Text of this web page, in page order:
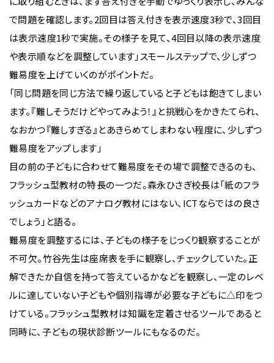
で問題を確認します。2回目は答え付きを表示速度3秒で、3回目
は表示速度1秒で実施。その様子を見て、4回目以降の表示速度
や表示順などを調整しています」スモールステップで、少しずつ
難易度を上げていくのがポイントだ。
「同じ問題を同じ方法で繰り返していると子どもは飽きてしまい
ます。『難しそうだけどやってみよう！』と挑戦心をかきたてられ、
なおかつ『難しすぎる』とあきらめてしまわない程度に、少しずつ
難易度をアップします」
目の前の子どもに合わせて難易度をその場で調整できるのも、
フラッシュ型教材の特長の一つだ。森永ひさぎ校長は「紙のフラ
ッシュカードなどのアナログ教材にはない、ICTならではの良さ
でしょう」と語る。
難易度を調整するには、子どもの様子をじっくり観察することが
不可欠。竹谷先生は座席表を手に観察し、チェックしていた。正
解できたか自信を持って答えているかなどを観察し、一定のレベ
ルに達していない子どもや個別指導が必要な子どもに△印をつ
けている。フラッシュ型教材は知識を定着させるツールであると
同時に、子どもの現状診断ツールにもなるのだ。